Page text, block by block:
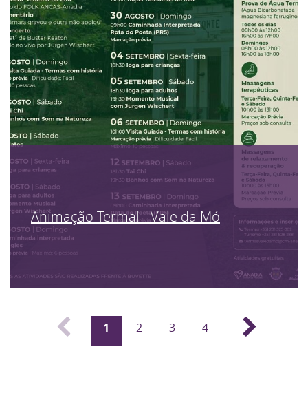
Animação Termal - Vale da Mó
1 2 3 4